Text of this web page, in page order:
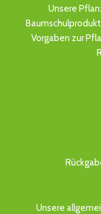
Unsere
Vorgaben zur
Unsere